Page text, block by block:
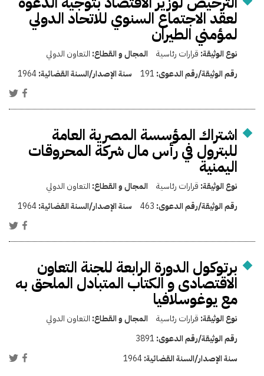
لعقد الاجتماع السنوي للاتحاد الدولي
لمؤمني الطيران
نوع الوثيقة: قرارات رئاسية المجال و القطاع: التعاون الدولي
رقم الوثيقة/رقم الدعوى: 191 سنة الإصدار/السنة القضائية:1964
اشتراك المؤسسة المصرية العامة
للبترول في رأس مال شركة المحروقات
اليمنية
نوع الوثيقة: قرارات رئاسية المجال و القطاع: التعاون الدولي
رقم الوثيقة/رقم الدعوى: 463 سنة الإصدار/السنة القضائية:1964
برتوكول الدورة الرابعة للجنة التعاون
الاقتصادى و الكتاب المتبادل الملحق به
مع يوغوسلافيا
نوع الوثيقة: قرارات رئاسية المجال و القطاع: التعاون الدولي
رقم الوثيقة/رقم الدعوى: 3891
سنة الإصدار/السنة القضائية:1964